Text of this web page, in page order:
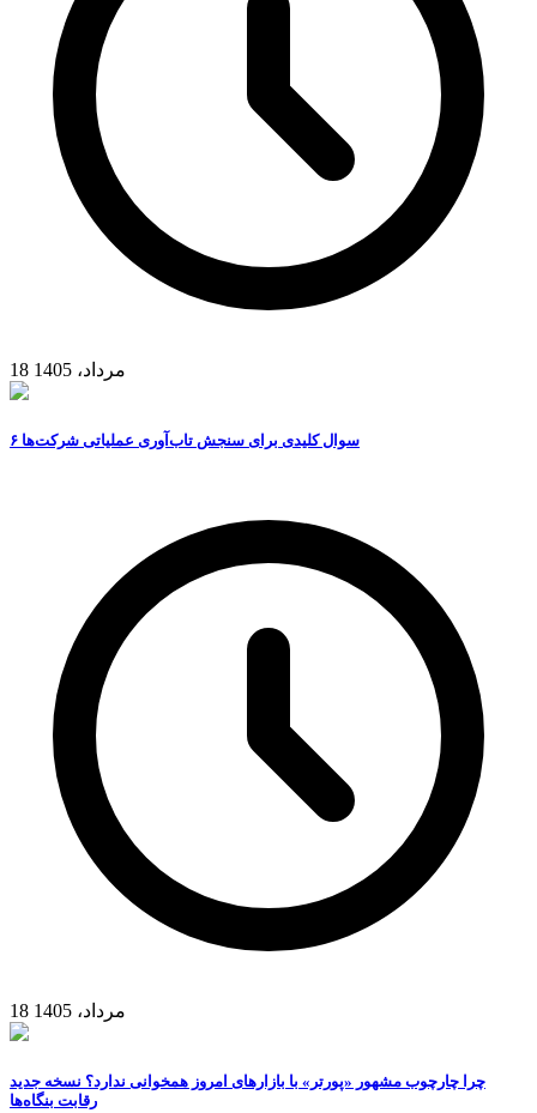
18 مرداد، 1405
۶ سوال کلیدی برای سنجش تاب‌آوری عملیاتی شرکت‌ها
18 مرداد، 1405
چرا چارچوب مشهور «پورتر» با بازارهای امروز همخوانی ندارد؟ نسخه جدید
رقابت‌ بنگاه‌ها